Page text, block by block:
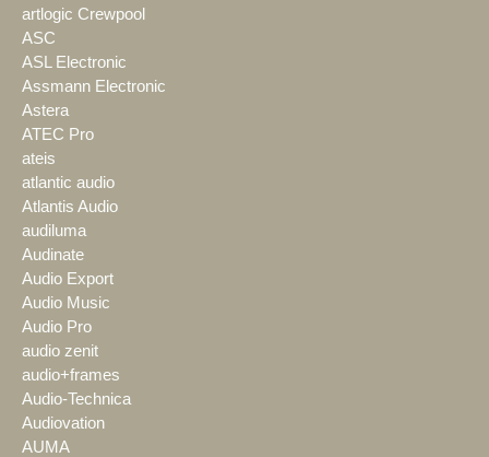
artlogic Crewpool
ASC
ASL Electronic
Assmann Electronic
Astera
ATEC Pro
ateis
atlantic audio
Atlantis Audio
audiluma
Audinate
Audio Export
Audio Music
Audio Pro
audio zenit
audio+frames
Audio-Technica
Audiovation
AUMA